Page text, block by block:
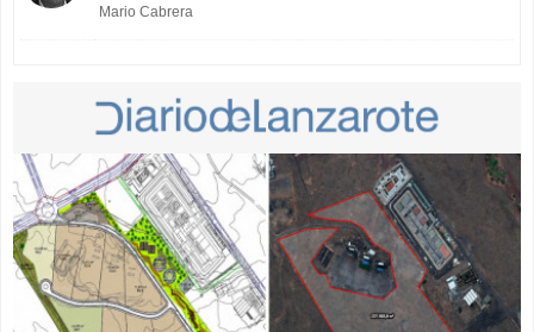
Mario Cabrera